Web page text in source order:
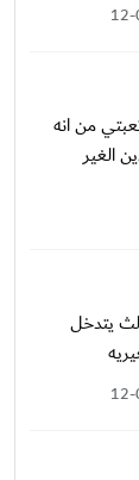
من انه
الغير
يتدخل